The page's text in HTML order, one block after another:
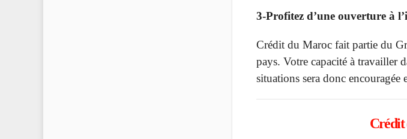
3-Profitez d’une ouverture à
Crédit du Maroc fait partie du
pays. Votre capacité à travailler
situations sera donc encouragée